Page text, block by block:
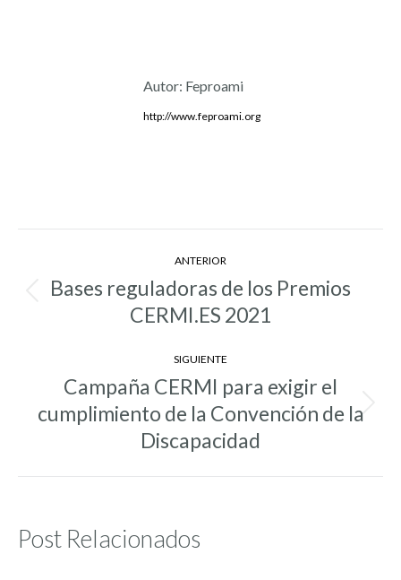
Autor: Feproami
http://www.feproami.org
Navegación
entre
entradas
ANTERIOR
Entrada
anterior:
Bases reguladoras de los Premios
CERMI.ES 2021
SIGUIENTE
Entrada
siguiente:
Campaña CERMI para exigir el
cumplimiento de la Convención de la
Discapacidad
Post Relacionados